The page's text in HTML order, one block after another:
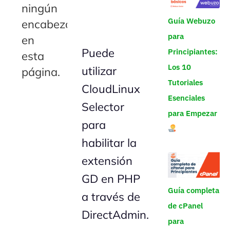
ningún
encabezado
en
esta
página.
Puede
utilizar
CloudLinux
Selector
para
habilitar la
extensión
GD en PHP
a través de
DirectAdmin.
Guía Webuzo
para
Principiantes:
Los 10
Tutoriales
Esenciales
para Empezar
Guía completa
de cPanel
para